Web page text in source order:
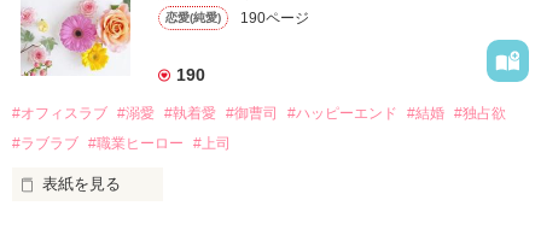
遭っていることを知る。
美桜を守るため、哲平は同居を提案してきて――。
夏木美桜(なつきみお)
鳴海哲平 (なるみてっぺい)
れて起業した新進気鋭の実業家、社内でも冷徹だと評判な社長
――御影恭司その人だったのだ――！
なぜか恭司から飼い猫の世話係を命じられた美桜は、猫の世
の関係となってしまい――？
恋愛(純愛) 190ページ
190
#オフィスラブ #溺愛 #執着愛 #御曹司 #ハッピーエンド #結婚 #独占欲
#ラブラブ #職業ヒーロー #上司
表紙を見る